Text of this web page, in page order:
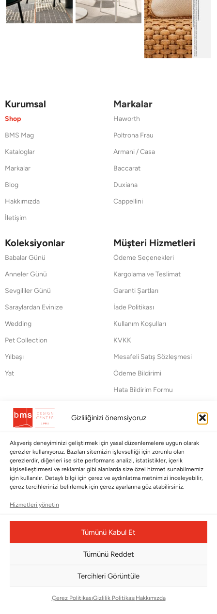
Gizliliğinizi önemsiyoruz
Alışveriş deneyiminizi geliştirmek için yasal düzenlemelere uygun olarak
çerezler kullanıyoruz. Bazıları sitemizin işlevselliği için zorunlu olan
çerezlerdir, diğerleri ise site performans analizi, istatistikler, içerik
kişiselleştirmesi ve reklamlar gibi alanlarda size özel hizmet sunabilmemiz
için kullanılır. Detaylı bilgi için çerez ve aydınlatma metnimizi inceleyebilir,
çerez tercihlerinizi belirlemek için çerez ayarlarına göz atabilirsiniz.
Hizmetleri yönetin
Tümünü Kabul Et
Tümünü Reddet
Tercihleri Görüntüle
Çerez PolitikasıGizlilik PolitikasıHakkımızda
Kurumsal
Shop
BMS Mag
Kataloglar
Markalar
Blog
Hakkımızda
İletişim
Markalar
Haworth
Poltrona Frau
Armani / Casa
Baccarat
Duxiana
Cappellini
Koleksiyonlar
Babalar Günü
Anneler Günü
Sevgililer Günü
Saraylardan Evinize
Wedding
Pet Collection
Yılbaşı
Yat
Müşteri Hizmetleri
Ödeme Seçenekleri
Kargolama ve Teslimat
Garanti Şartları
İade Politikası
Kullanım Koşulları
KVKK
Mesafeli Satış Sözleşmesi
Ödeme Bildirimi
Hata Bildirim Formu
BÜLTENİMİZE ABONE OLUN
Bültenimize Abone Olun
Bizi Takip Edin